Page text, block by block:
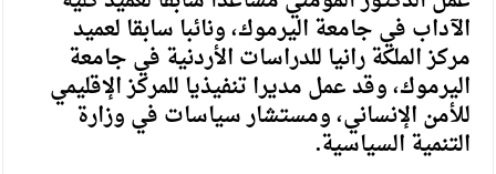
الآداب في جامعة اليرموك، ونائبا سابقا لعميد
مركز الملكة رانيا للدراسات الأردنية في جامعة
اليرموك، وقد عمل مديرا تنفيذيا للمركز الإقليمي
للأمن الإنساني، ومستشار سياسات في وزارة
التنمية السياسية.